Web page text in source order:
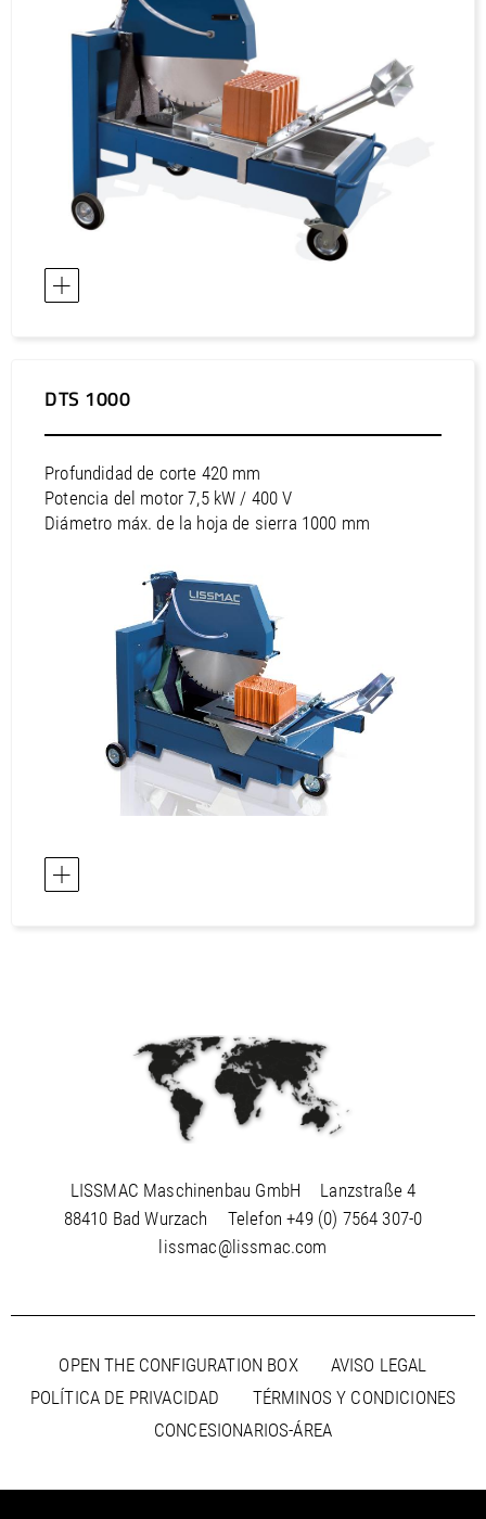
DTS 1000
Profundidad de corte 420 mm
Potencia del motor 7,5 kW / 400 V
Diámetro máx. de la hoja de sierra 1000 mm
LISSMAC Maschinenbau GmbH
Lanzstraße 4
88410 Bad Wurzach
Telefon+49 (0) 7564 307-0
lissmac@lissmac.com
OPEN THE CONFIGURATION BOX
AVISO LEGAL
POLÍTICA DE PRIVACIDAD
TÉRMINOS Y CONDICIONES
CONCESIONARIOS-ÁREA